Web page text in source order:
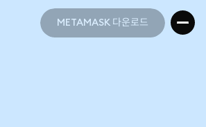
METAMASK 다운로드